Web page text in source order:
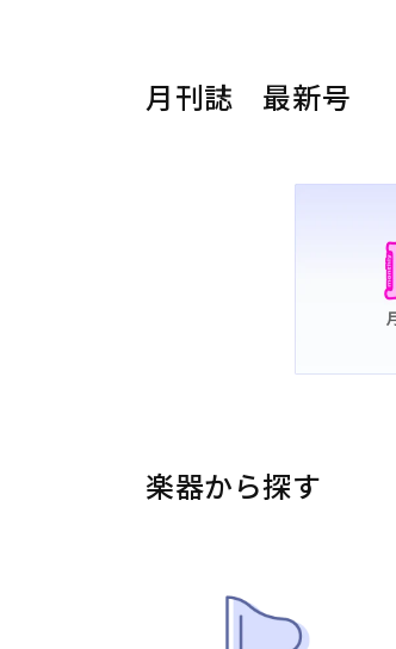
月刊誌 最新号
楽器から探す